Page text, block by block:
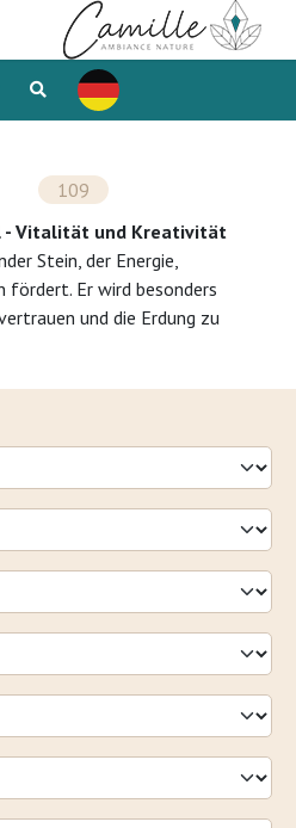
109
- Vitalität und Kreativität
Stein, der Energie,
Er wird besonders
und die Erdung zu